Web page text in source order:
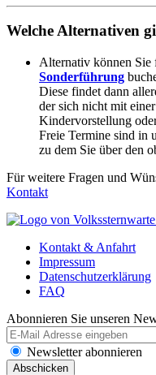
Welche Alternativen
Alternativ können Sie
Sonderführung
Diese findet dann
der sich nicht mit
Kindervorstellung
Freie Termine sind in
zu dem Sie über den
Für weitere Fragen und
Kontakt
Kontakt & Anfahrt
Impressum
Datenschutzerklärung
FAQ
Abonnieren Sie unseren
Newsletter abonnieren